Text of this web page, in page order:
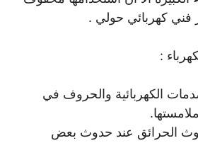
فني كهربائي حولي .
:
الكهربائية والحروف في
الحرائق عند حدوث بعض